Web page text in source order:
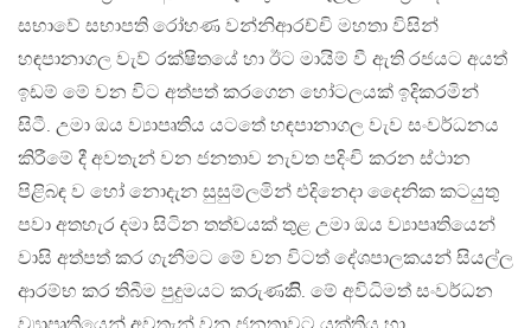
සභාවේ සභාපති රෝහණ වන්නිආරච්චි මහතා විසින්
හඳපානාගල වැව් රක්ෂිතයේ හා ඊට මායිම් වී ඇති රජයට අයත්
ඉඩම් මේ වන විට අත්පත් කරගෙන හෝටලයක් ඉදිකරමින්
සිටී. උමා ඔය ව්‍යාපෘතිය යටතේ හඳපානාගල වැව සංවර්ධනය
කිරීමේ දී අවතැන් වන ජනතාව නැවත පදිංචි කරන ස්ථාන
පිළිබඳ ව හෝ නොදැන සුසුම්ලමින් එදිනෙදා දෛනික කටයුතු
පවා අතහැර දමා සිටින තත්වයක් තුළ උමා ඔය ව්‍යාපෘතියෙන්
වාසි අත්පත් කර ගැනීමට මේ වන විටත් දේශපාලකයන් සියල්ල
ආරම්භ කර තිබීම පුදුමයට කරුණකිි. මේ අවිධිමත් සංවර්ධන